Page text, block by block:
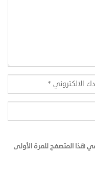
هذا المتصفح للمرة الأولى